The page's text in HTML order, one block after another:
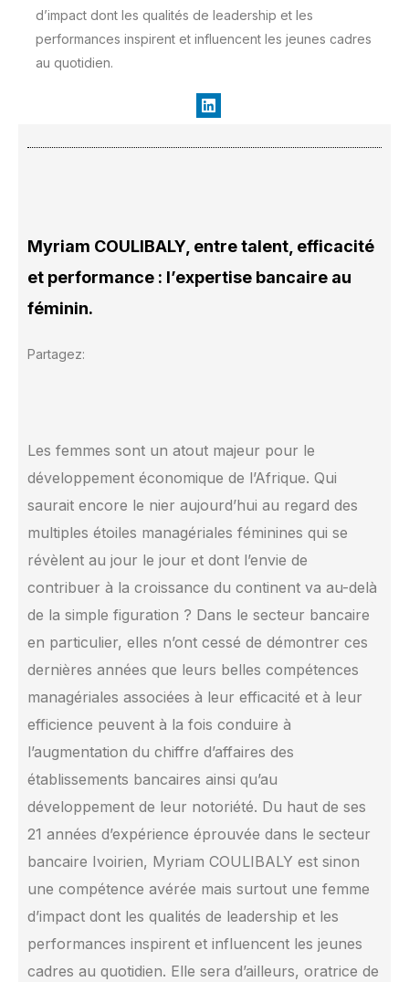
d’impact dont les qualités de leadership et les
performances inspirent et influencent les jeunes cadres
au quotidien.
Myriam COULIBALY, entre talent, efficacité
et performance : l’expertise bancaire au
féminin.
Partagez:
Les femmes sont un atout majeur pour le
développement économique de l’Afrique. Qui
saurait encore le nier aujourd’hui au regard des
multiples étoiles managériales féminines qui se
révèlent au jour le jour et dont l’envie de
contribuer à la croissance du continent va au-delà
de la simple figuration ? Dans le secteur bancaire
en particulier, elles n’ont cessé de démontrer ces
dernières années que leurs belles compétences
managériales associées à leur efficacité et à leur
efficience peuvent à la fois conduire à
l’augmentation du chiffre d’affaires des
établissements bancaires ainsi qu’au
développement de leur notoriété. Du haut de ses
21 années d’expérience éprouvée dans le secteur
bancaire Ivoirien, Myriam COULIBALY est sinon
une compétence avérée mais surtout une femme
d’impact dont les qualités de leadership et les
performances inspirent et influencent les jeunes
cadres au quotidien. Elle sera d’ailleurs, oratrice de